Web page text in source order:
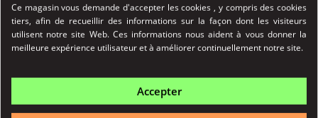
Ce magasin vous demande d'accepter les cookies , y compris des cookies
tiers, afin de recueillir des informations sur la façon dont les visiteurs
utilisent notre site Web. Ces informations nous aident à vous donner la
meilleure expérience utilisateur et à améliorer continuellement notre site.
Accepter